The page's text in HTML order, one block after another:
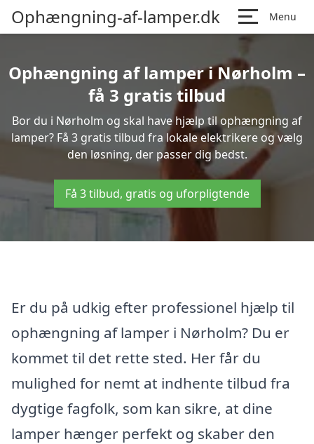
Ophængning-af-lamper.dk Menu
Ophængning af lamper i Nørholm –
få 3 gratis tilbud
Bor du i Nørholm og skal have hjælp til ophængning af
lamper? Få 3 gratis tilbud fra lokale elektrikere og vælg
den løsning, der passer dig bedst.
Få 3 tilbud, gratis og uforpligtende
Er du på udkig efter professionel hjælp til
ophængning af lamper i Nørholm? Du er
kommet til det rette sted. Her får du
mulighed for nemt at indhente tilbud fra
dygtige fagfolk, som kan sikre, at dine
lamper hænger perfekt og skaber den